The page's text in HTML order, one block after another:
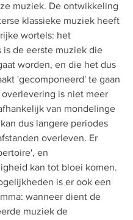
muziek. De ontwikkeling
klassieke muziek heeft
wortels: het
is de eerste muziek die
worden, en die het dus
'gecomponeerd' te gaan
is niet meer
van mondelinge
dus langere periodes
overleven. Er
en
kan tot bloei komen.
is er ook een
wanneer dient de
muziek de